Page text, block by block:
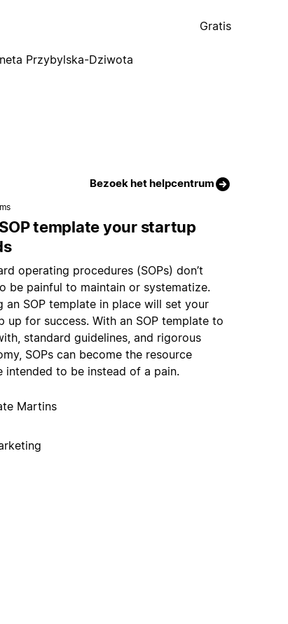
Przybylska-Dziwota
Gratis
Bezoek het helpcentrum
template your startup
operating procedures (SOPs) don’t
be painful to maintain or systematize.
an SOP template in place will set your
up for success. With an SOP template to
standard guidelines, and rigorous
SOPs can become the resource
intended to be instead of a pain.
Martins